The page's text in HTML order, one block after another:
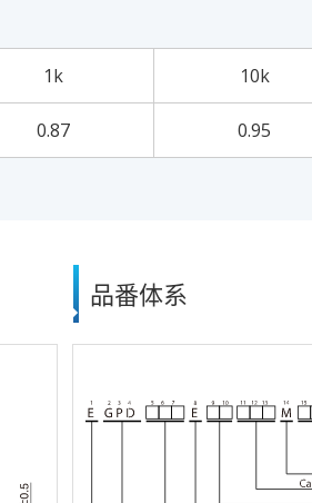
1k 10k
0.87 0.95
品番体系